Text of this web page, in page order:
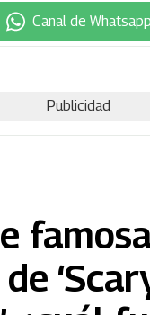
Canal de Whatsapp
Publicidad